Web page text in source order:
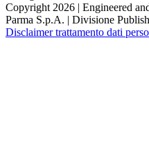
Copyright 2026 | Engineered
Parma S.p.A. | Divisione
Disclaimer trattamento dati